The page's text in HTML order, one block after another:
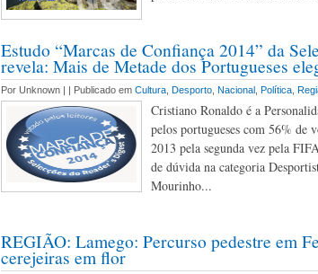
Estudo “Marcas de Confiança 2014” da
revela: Mais de Metade dos Portugueses
Por Unknown | | Publicado em Cultura Desporto Nacional Política
Cristiano Ronaldo é a
pelos portugueses com 56% de
2013 pela segunda vez pela
de dúvida na categoria
Mourinho...
REGIÃO: Lamego: Percurso pedestre em
cerejeiras em flor